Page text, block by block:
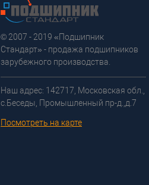
© 2007 - 2019 «Подшипник
Стандарт» - продажа подшипников
зарубежного производства.
Наш адрес: 142717, Московская обл.,
с.Беседы, Промышленный пр-д.,д.7
Посмотреть на карте